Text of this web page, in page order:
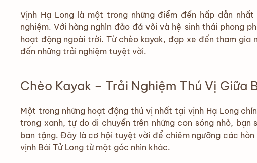
Vịnh Hạ Long là một trong những điểm đến hấp dẫn
nghiệm. Với hàng nghìn đảo đá vôi và hệ sinh thái phong
hoạt động ngoài trời. Từ chèo kayak, đạp xe đến tham gia
đến những trải nghiệm tuyệt vời.
Chèo Kayak – Trải Nghiệm Thú Vị Giữa
Một trong những hoạt động thú vị nhất tại vịnh Hạ Long
trong xanh, tự do di chuyển trên những con sóng nhỏ, bạn
ban tặng. Đây là cơ hội tuyệt vời để chiêm ngưỡng các
vịnh Bái Tử Long từ một góc nhìn khác.